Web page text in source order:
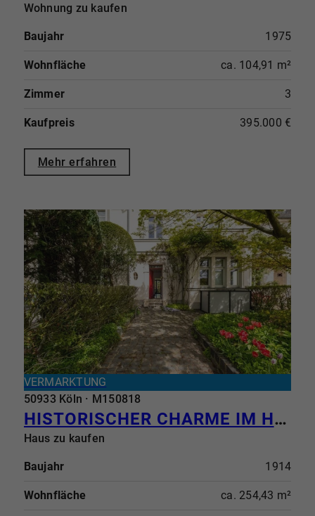
Wohnung zu kaufen
Baujahr 1975
Wohnfläche ca. 104,91 m²
Zimmer 3
Kaufpreis 395.000 €
Mehr erfahren
VERMARKTUNG
50933 Köln · M150818
HISTORISCHER CHARME IM HERZEN VON BRAUNSFELD - IHR NEUES ZUHAUSE IM PAULIVIERTEL
Haus zu kaufen
Baujahr 1914
Wohnfläche ca. 254,43 m²